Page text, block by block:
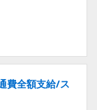
費全額支給/ス